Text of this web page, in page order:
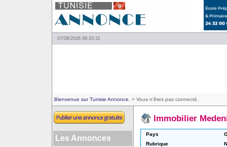
07/08/2026 08:20:31
Bienvenue sur Tunisie Annonce. > Vous n'êtes pas connecté.
Les Annonces
Immobilier
Pays
Rubrique